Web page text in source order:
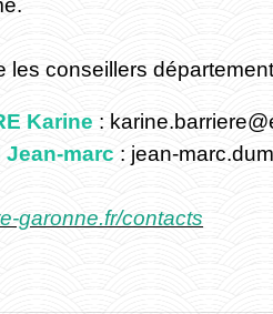
les conseillers
Karine :
Jean-marc : jean-
garonne.fr/contacts